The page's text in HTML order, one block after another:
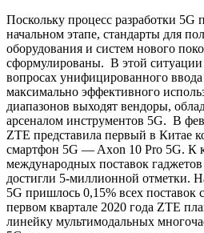
Поскольку процесс разработки 5G
начальном этапе, стандарты для
оборудования и систем нового
сформулированы. В этой
вопросах унифицированного
максимально эффективного
диапазонов выходят вендоры,
арсеналом инструментов 5G. В
ZTE представила первый в Китае
смартфон 5G — Axon 10 Pro 5G. К
международных поставок
достигли 5-миллионной отметки.
5G пришлось 0,15% всех поставок
первом квартале 2020 года ZTE
линейку мультимодальных